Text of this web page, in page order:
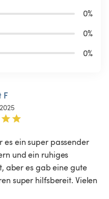
0%
0%
0%
F
es ein super passender
und ein ruhiges
aber es gab eine gute
super hilfsbereit. Vielen